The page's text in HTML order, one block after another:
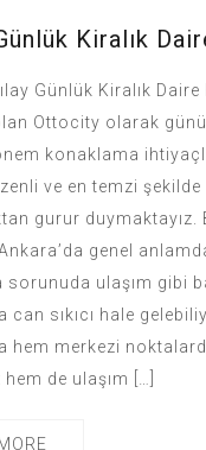
Kiralık
Günlük Kiralık
Ottocity olarak
konaklama
ve en temzi şekilde
gurur duymaktayız.
genel
ulaşım gibi
can sıkıcı hale
hem merkezi
de ulaşım […]